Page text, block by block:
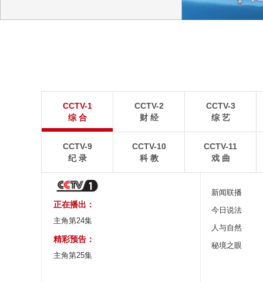
8月7日，贵州省毕节市大方县奢香古镇梯田音乐会在
宛如“大地指纹”般的环形梯田上演。
青海海西蒙古族藏族
CCTV-1
综 合
CCTV-2
财 经
CCTV-3
综 艺
CCTV-9
纪 录
CCTV-10
科 教
CCTV-11
戏 曲
正在播出：
主角第24集
精彩预告：
主角第25集
新闻联播
今日说法
人与自然
秘境之眼